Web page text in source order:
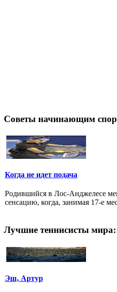
Советы начинающим
Когда не идет подача
Родившийся в Лос-Анджелесе
сенсацию, когда, занимая 17-е
Лучшие теннисисты мира:
Эш, Артур